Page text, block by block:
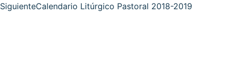
SiguienteCalendario Litúrgico Pastoral 2018-2019